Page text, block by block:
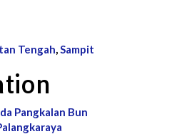
Tengah,Sampit
Pangkalan Bun